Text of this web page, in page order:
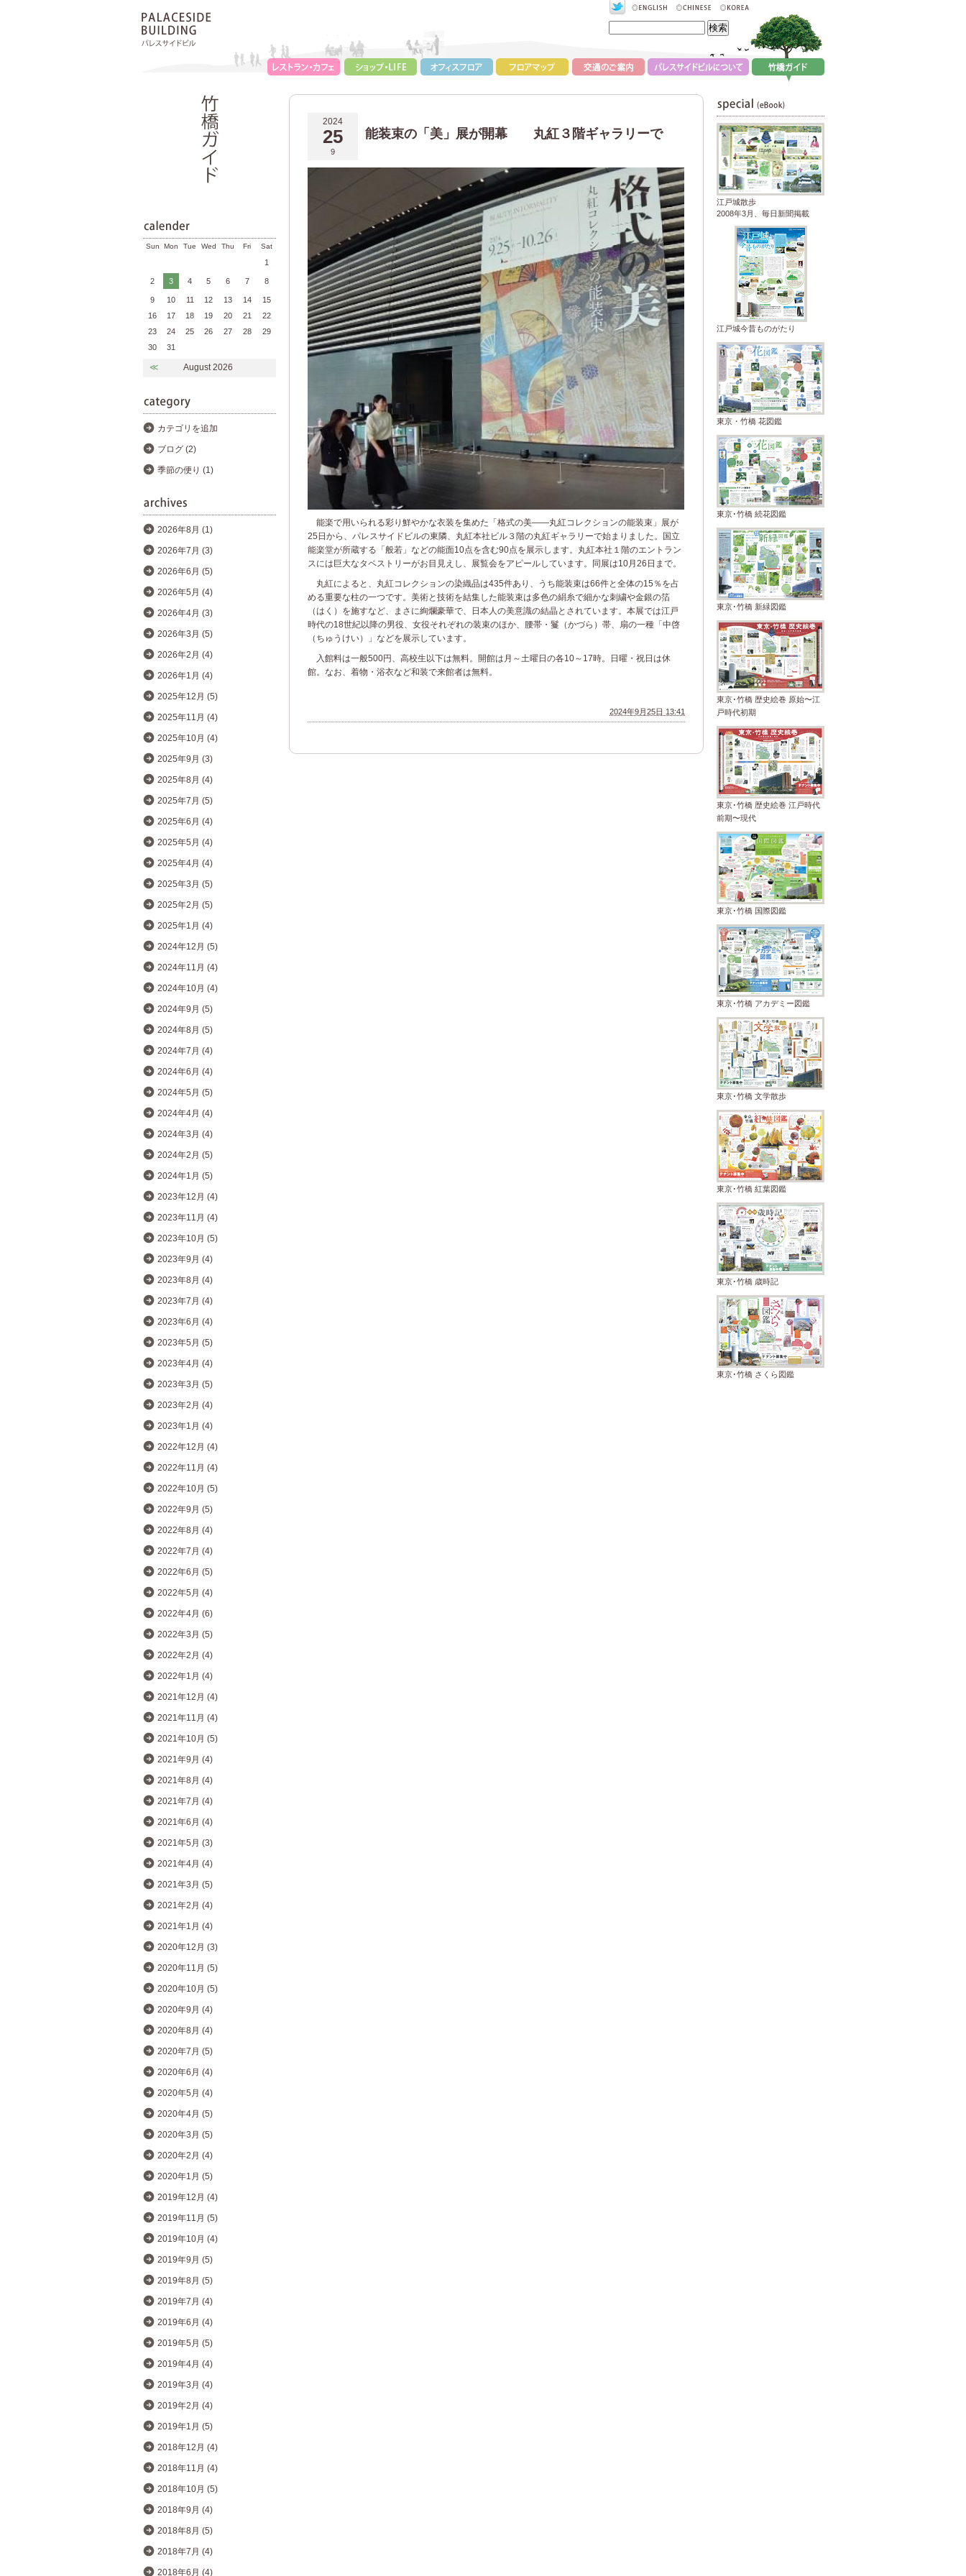
2024
25
9
能装束の「美」展が開幕 丸紅３階ギャラリーで
能楽で用いられる彩り鮮やかな衣装を集めた「格式の美――丸紅コレクションの能装束」展が
25日から、パレスサイドビルの東隣、丸紅本社ビル３階の丸紅ギャラリーで始まりました。国立
能楽堂が所蔵する「般若」などの能面10点を含む90点を展示します。丸紅本社１階のエントラン
スには巨大なタペストリーがお目見えし、展覧会をアピールしています。同展は10月26日まで。
丸紅によると、丸紅コレクションの染織品は435件あり、うち能装束は66件と全体の15％を占
める重要な柱の一つです。美術と技術を結集した能装束は多色の絹糸で細かな刺繍や金銀の箔
（はく）を施すなど、まさに絢爛豪華で、日本人の美意識の結晶とされています。本展では江戸
時代の18世紀以降の男役、女役それぞれの装束のほか、腰帯・鬘（かづら）帯、扇の一種「中啓
（ちゅうけい）」などを展示しています。
入館料は一般500円、高校生以下は無料。開館は月～土曜日の各10～17時。日曜・祝日は休
館。なお、着物・浴衣など和装で来館者は無料。
2024年9月25日 13:41
Sun Mon Tue Wed Thu Fri Sat
1
2 3 4 5 6 7 8
9 10 11 12 13 14
15
16
17 18 19 20 21
22
23
24 25 26 27 28
29
30
31
≪ August 2026
カテゴリを追加
ブログ (2)
季節の便り (1)
2026年8月 (1)
2026年7月 (3)
2026年6月 (5)
2026年5月 (4)
2026年4月 (3)
2026年3月 (5)
2026年2月 (4)
2026年1月 (4)
2025年12月 (5)
2025年11月 (4)
2025年10月 (4)
2025年9月 (3)
2025年8月 (4)
2025年7月 (5)
2025年6月 (4)
2025年5月 (4)
2025年4月 (4)
2025年3月 (5)
2025年2月 (5)
2025年1月 (4)
2024年12月 (5)
2024年11月 (4)
2024年10月 (4)
2024年9月 (5)
2024年8月 (5)
2024年7月 (4)
2024年6月 (4)
2024年5月 (5)
2024年4月 (4)
2024年3月 (4)
2024年2月 (5)
2024年1月 (5)
2023年12月 (4)
2023年11月 (4)
2023年10月 (5)
2023年9月 (4)
2023年8月 (4)
2023年7月 (4)
2023年6月 (4)
2023年5月 (5)
2023年4月 (4)
2023年3月 (5)
2023年2月 (4)
2023年1月 (4)
2022年12月 (4)
2022年11月 (4)
2022年10月 (5)
2022年9月 (5)
2022年8月 (4)
2022年7月 (4)
2022年6月 (5)
2022年5月 (4)
2022年4月 (6)
2022年3月 (5)
2022年2月 (4)
2022年1月 (4)
2021年12月 (4)
2021年11月 (4)
2021年10月 (5)
2021年9月 (4)
2021年8月 (4)
2021年7月 (4)
2021年6月 (4)
2021年5月 (3)
2021年4月 (4)
2021年3月 (5)
2021年2月 (4)
2021年1月 (4)
2020年12月 (3)
2020年11月 (5)
2020年10月 (5)
2020年9月 (4)
2020年8月 (4)
2020年7月 (5)
2020年6月 (4)
2020年5月 (4)
2020年4月 (5)
2020年3月 (5)
2020年2月 (4)
2020年1月 (5)
2019年12月 (4)
2019年11月 (5)
2019年10月 (4)
2019年9月 (5)
2019年8月 (5)
2019年7月 (4)
2019年6月 (4)
2019年5月 (5)
2019年4月 (4)
2019年3月 (4)
2019年2月 (4)
2019年1月 (5)
2018年12月 (4)
2018年11月 (4)
2018年10月 (5)
2018年9月 (4)
2018年8月 (5)
2018年7月 (4)
2018年6月 (4)
江戸城散歩
2008年3月、毎日新聞掲載
江戸城今昔ものがたり
東京・竹橋 花図鑑
東京･竹橋 続花図鑑
東京･竹橋 新緑図鑑
東京･竹橋 歴史絵巻 原始〜江
戸時代初期
東京･竹橋 歴史絵巻 江戸時代
前期〜現代
東京･竹橋 国際図鑑
東京･竹橋 アカデミー図鑑
東京･竹橋 文学散歩
東京･竹橋 紅葉図鑑
東京･竹橋 歳時記
東京･竹橋 さくら図鑑